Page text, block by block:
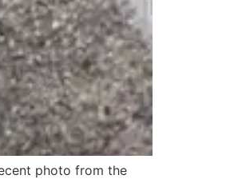
photo from the